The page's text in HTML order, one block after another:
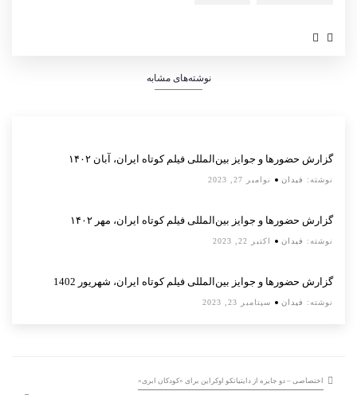
نوشته‌های مشابه
گزارش حضورها و جوایز بین‌المللی فیلم کوتاه ایران، آبان ۱۴۰۲
نوشته: فیدان نوامبر 27, 2023
گزارش حضورها و جوایز بین‌المللی فیلم کوتاه ایران، مهر ۱۴۰۲
نوشته: فیدان اکتبر 22, 2023
گزارش حضورها و جوایز بین‌المللی فیلم کوتاه ایران، شهریور 1402
نوشته: فیدان سپتامبر 23, 2023
اختصاصی – دو جایزه از دایتیاتکو اوکراین برای «کودکان ابری»